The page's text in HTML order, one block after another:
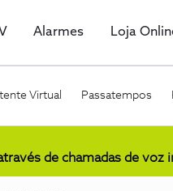
Alarmes Loja
Virtual Passatempos
de chamadas de voz